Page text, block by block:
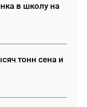
в школу на
тонн сена и